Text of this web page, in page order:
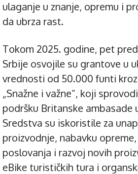
ulaganje u znanje, opremu i
da ubrza rast.
Tokom 2025. godine, pet
Srbije osvojile su grantove u
vrednosti od 50.000 funti
„Snažne i važne“, koji
podršku Britanske ambasade
Sredstva su iskoristile za
proizvodnje, nabavku
poslovanja i razvoj novih
eBike turističkih tura i